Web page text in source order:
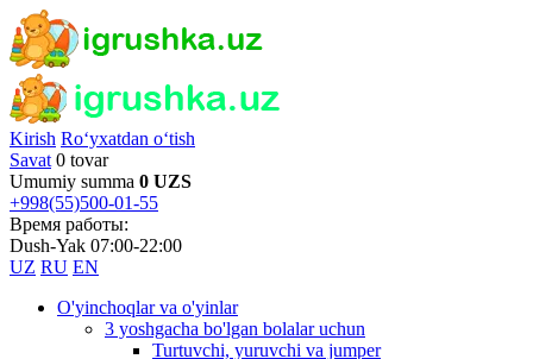
Kirish Ro‘yxatdan o‘tish
Savat 0 tovar
Umumiy summa 0 UZS
+998(55)500-01-55
Время работы:
Dush-Yak 07:00-22:00
UZ RU EN
O'yinchoqlar va o'yinlar
3 yoshgacha bo'lgan bolalar uchun
Turtuvchi, yuruvchi va jumper